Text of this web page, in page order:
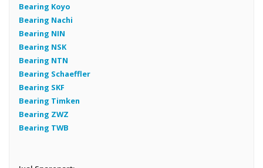
Bearing Koyo
Bearing Nachi
Bearing NIN
Bearing NSK
Bearing NTN
Bearing Schaeffler
Bearing SKF
Bearing Timken
Bearing ZWZ
Bearing TWB